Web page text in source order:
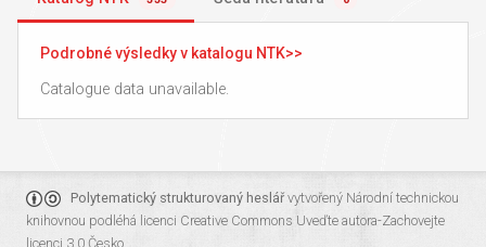
Podrobné výsledky v katalogu NTK
Catalogue data unavailable.
Polytematický strukturovaný heslářvytvořený Národní technickou
knihovnou podléhá licenci Creative Commons Uveďte autora-Zachovejte
licenci 3.0 Česko